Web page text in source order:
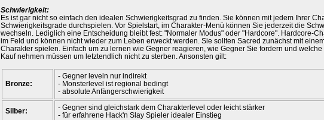
Schwierigkeit:
Es ist gar nicht so einfach den idealen Schwierigkeitsgrad zu finden. Sie können mit jedem Ihrer
Schwierigkeitsgrade durchspielen. Vor Spielstart, im Charakter-Menü können Sie jederzeit die
wechseln. Lediglich eine Entscheidung bleibt fest: "Normaler Modus" oder "Hardcore". Hardcore-
im Feld und können nicht wieder zum Leben erweckt werden. Sie sollten Sacred zunächst mit
Charakter spielen. Einfach um zu lernen wie Gegner reagieren, wie Gegner Sie fordern und welche
Kauf nehmen müssen um letztendlich nicht zu sterben. Ansonsten gilt:
Bronze:
- Gegner leveln nur indirekt
- Monsterlevel ist regional bedingt
- absolute Anfängerschwierigkeit
Silber:
- Gegner sind gleichstark dem Charakterlevel oder leicht stärker
- für erfahrene Hack'n Slay Spieler idealer Einstieg